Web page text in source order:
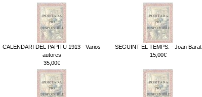
CALENDARI DEL PAPITU 1913 - Varios
autores
35,00€
SEGUINT EL TEMPS. - Joan Barat
15,00€